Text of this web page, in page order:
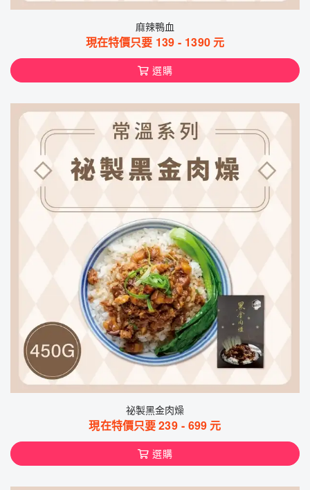
麻辣鴨血
現在特價只要 139 - 1390元
選購
祕製黑金肉燥
現在特價只要239 - 699 元
選購